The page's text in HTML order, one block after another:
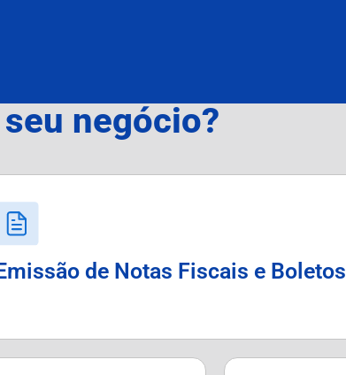
negócio?
de Notas Fiscais e Boletos